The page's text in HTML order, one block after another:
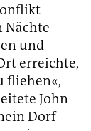
Nächte
und
erreichte,
fliehen«,
John
Dorf